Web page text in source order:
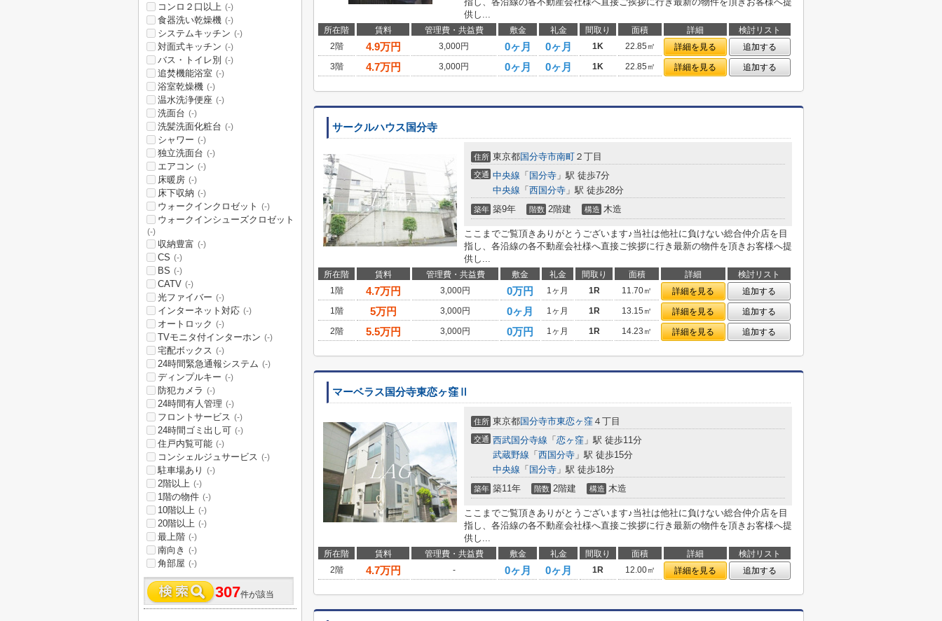
供し...
所在階 賃料 管理費・共益費 敷金 礼金 間取り 面積 詳細
検討リスト
2階
4.9万円 3,000円 0ヶ月 0ヶ月 1K 22.85㎡ 詳細を見る
追加する
3階
4.7万円 3,000円 0ヶ月 0ヶ月 1K 22.85㎡ 詳細を見る 追加する
サークルハウス国分寺
住所 東京都国分寺市南町 ２丁目
交通 中央線 「 国分寺 」駅 徒歩7分
中央線 「 西国分寺 」駅 徒歩28分
築年 築9年 階数 2階建 構造 木造
ここまでご覧頂きありがとうございます♪当社は他社に負けない総合仲介店を目
指し、各沿線の各不動産会社様へ直接ご挨拶に行き最新の物件を頂きお客様へ提
供し...
所在階 賃料 管理費・共益費 敷金 礼金 間取り 面積 詳細
検討リスト
1階
4.7万円 3,000円 0万円 1ヶ月 1R 11.70㎡ 詳細を見る
追加する
1階
5万円 3,000円 0ヶ月 1ヶ月 1R 13.15㎡ 詳細を見る
追加する
2階
5.5万円 3,000円 0万円 1ヶ月 1R 14.23㎡ 詳細を見る 追加する
マーベラス国分寺東恋ヶ窪Ⅱ
住所 東京都国分寺市東恋ヶ窪 ４丁目
交通 西武国分寺線 「 恋ヶ窪 」駅 徒歩11分
武蔵野線 「 西国分寺 」駅 徒歩15分
中央線 「 国分寺 」駅 徒歩18分
築年 築11年 階数 2階建 構造 木造
ここまでご覧頂きありがとうございます♪当社は他社に負けない総合仲介店を目
指し、各沿線の各不動産会社様へ直接ご挨拶に行き最新の物件を頂きお客様へ提
供し...
所在階 賃料 管理費・共益費 敷金 礼金 間取り 面積 詳細
検討リスト
2階
4.7万円 - 0ヶ月 0ヶ月 1R 12.00㎡ 詳細を見る 追加する
コンロ２口以上 (-)
食器洗い乾燥機 (-)
システムキッチン (-)
対面式キッチン (-)
バス・トイレ別 (-)
追焚機能浴室 (-)
浴室乾燥機 (-)
温水洗浄便座 (-)
洗面台 (-)
洗髪洗面化粧台 (-)
シャワー (-)
独立洗面台 (-)
エアコン (-)
床暖房 (-)
床下収納 (-)
ウォークインクロゼット (-)
ウォークインシューズクロゼット
(-)
収納豊富 (-)
CS (-)
BS (-)
CATV (-)
光ファイバー (-)
インターネット対応 (-)
オートロック (-)
TVモニタ付インターホン (-)
宅配ボックス (-)
24時間緊急通報システム (-)
ディンプルキー (-)
防犯カメラ (-)
24時間有人管理 (-)
フロントサービス (-)
24時間ゴミ出し可 (-)
住戸内覧可能 (-)
コンシェルジュサービス (-)
駐車場あり (-)
2階以上 (-)
1階の物件 (-)
10階以上 (-)
20階以上 (-)
最上階 (-)
南向き (-)
角部屋 (-)
307件が該当